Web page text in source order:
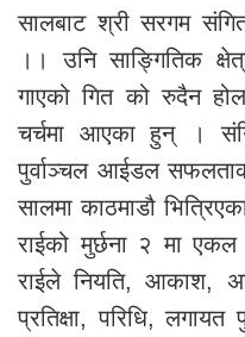
सालबाट श्री सरगम
।। उनि साङ्गितिक
गाएको गित को रुदैन
चर्चमा आएका हुन् ।
पुर्वाञ्चल आईडल
सालमा काठमाडौ
राईको मुर्छना २ मा
राईले नियति, आकाश,
प्रतिक्षा, परिधि,